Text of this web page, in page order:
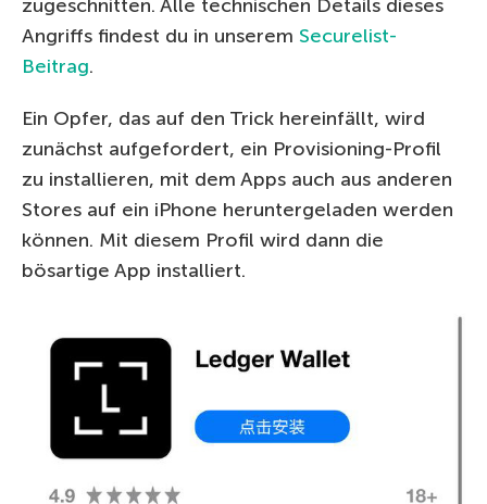
zugeschnitten. Alle technischen Details dieses
Angriffs findest du in unserem Securelist-
Beitrag.
Ein Opfer, das auf den Trick hereinfällt, wird
zunächst aufgefordert, ein Provisioning-Profil
zu installieren, mit dem Apps auch aus anderen
Stores auf ein iPhone heruntergeladen werden
können. Mit diesem Profil wird dann die
bösartige App installiert.